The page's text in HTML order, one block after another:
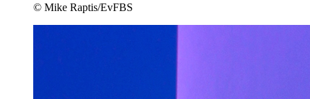
© Mike Raptis/EvFBS